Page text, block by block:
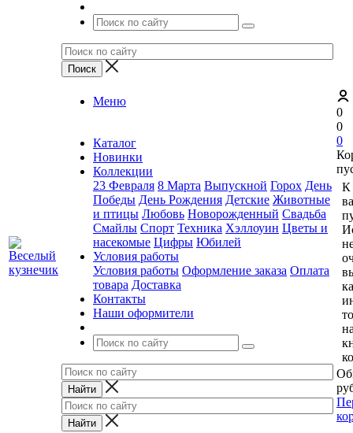
Меню
Каталог
Новинки
Коллекции
23 Февраля 8 Марта Выпускной Горох День
Победы День Рождения Детские Животные
и птицы Любовь Новорожденный Свадьба
Смайлы Спорт Техника Хэллоуин Цветы и
насекомые Цифры Юбилей
Условия работы
Условия работы Оформление заказа Оплата
товара Доставка
Контакты
Наши оформители
0
0
0
К